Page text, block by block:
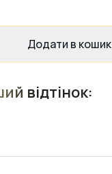
Додати в кошик
відтінок: